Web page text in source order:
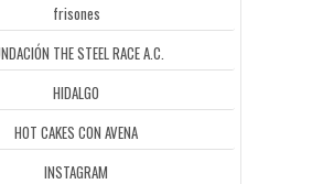
frisones
THE STEEL RACE A.C.
HIDALGO
HOT CAKES CON AVENA
INSTAGRAM